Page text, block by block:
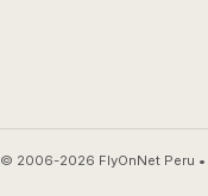
© 2006-2026 FlyOnNet Peru •